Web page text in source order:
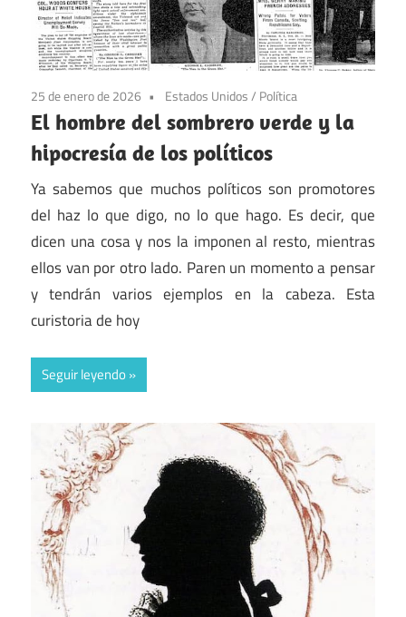
25 de enero de 2026 Estados Unidos/ Política
El hombre del sombrero verde y la
hipocresía de los políticos
Ya sabemos que muchos políticos son promotores
del haz lo que digo, no lo que hago. Es decir, que
dicen una cosa y nos la imponen al resto, mientras
ellos van por otro lado. Paren un momento a pensar
y tendrán varios ejemplos en la cabeza. Esta
curistoria de hoy
Seguir leyendo